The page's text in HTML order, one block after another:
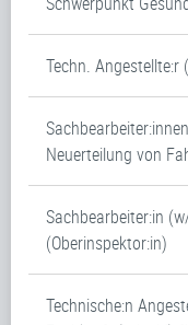
Techn.
Neuerteilung von
Sachbearbeiter:in
(Oberinspektor:in)
Technische:n